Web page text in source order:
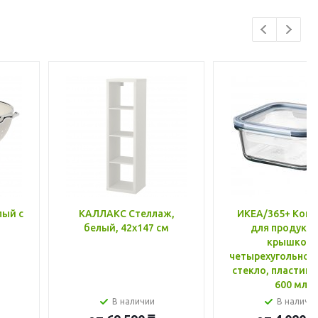
с
КАЛЛАКС Стеллаж,
белый, 42x147 см
В наличии
ИКЕА/365+
для
крышкой,
стекло, пластик
600 мл
В